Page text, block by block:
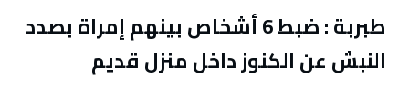
طبربة : ضبط 6 أشخاص بينهم إمراة بصدد
النبش عن الكنوز داخل منزل قديم